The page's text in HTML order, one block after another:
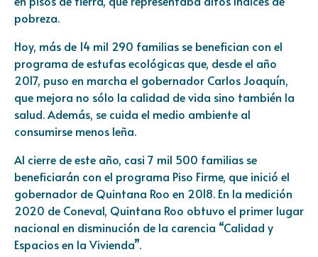
pobreza.
Hoy, más de 14 mil 290 familias se benefician con el
programa de estufas ecológicas que, desde el año
2017, puso en marcha el gobernador Carlos Joaquín,
que mejora no sólo la calidad de vida sino también la
salud. Además, se cuida el medio ambiente al
consumirse menos leña.
Al cierre de este año, casi 7 mil 500 familias se
beneficiarán con el programa Piso Firme, que inició el
gobernador de Quintana Roo en 2018. En la medición
2020 de Coneval, Quintana Roo obtuvo el primer lugar
nacional en disminución de la carencia “Calidad y
Espacios en la Vivienda”.